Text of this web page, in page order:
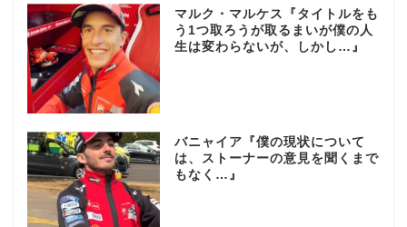
マルク・マルケス『タイトルをも
う1つ取ろうが取るまいが僕の人
生は変わらないが、しかし…』
バニャイア『僕の現状について
は、ストーナーの意見を聞くまで
もなく…』